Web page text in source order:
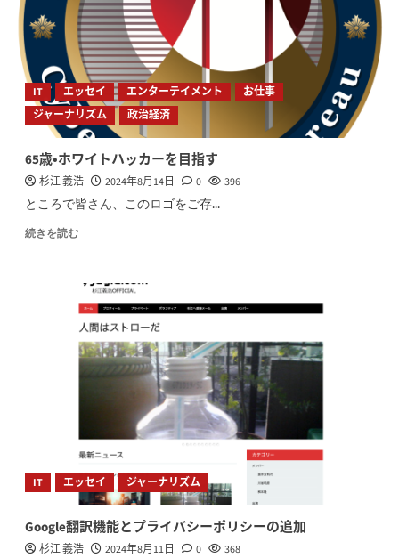
IT エッセイ エンターテイメント
お仕事
ジャーナリズム
政治経済
65歳・ホワイトハッカーを目指す
杉江 義浩 2024年8月14日 0 396
ところで皆さん、このロゴをご存...
続きを読む
IT エッセイ ジャーナリズム
Google翻訳機能とプライバシーポリシーの追加
杉江 義浩 2024年8月11日 0 368